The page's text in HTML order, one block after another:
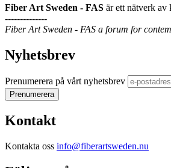
Fiber Art Sweden - FAS är ett nätverk av
--------------
Fiber Art Sweden - FAS a forum for
Nyhetsbrev
Prenumerera på vårt nyhetsbrev
Kontakt
Kontakta oss info@fiberartsweden.nu